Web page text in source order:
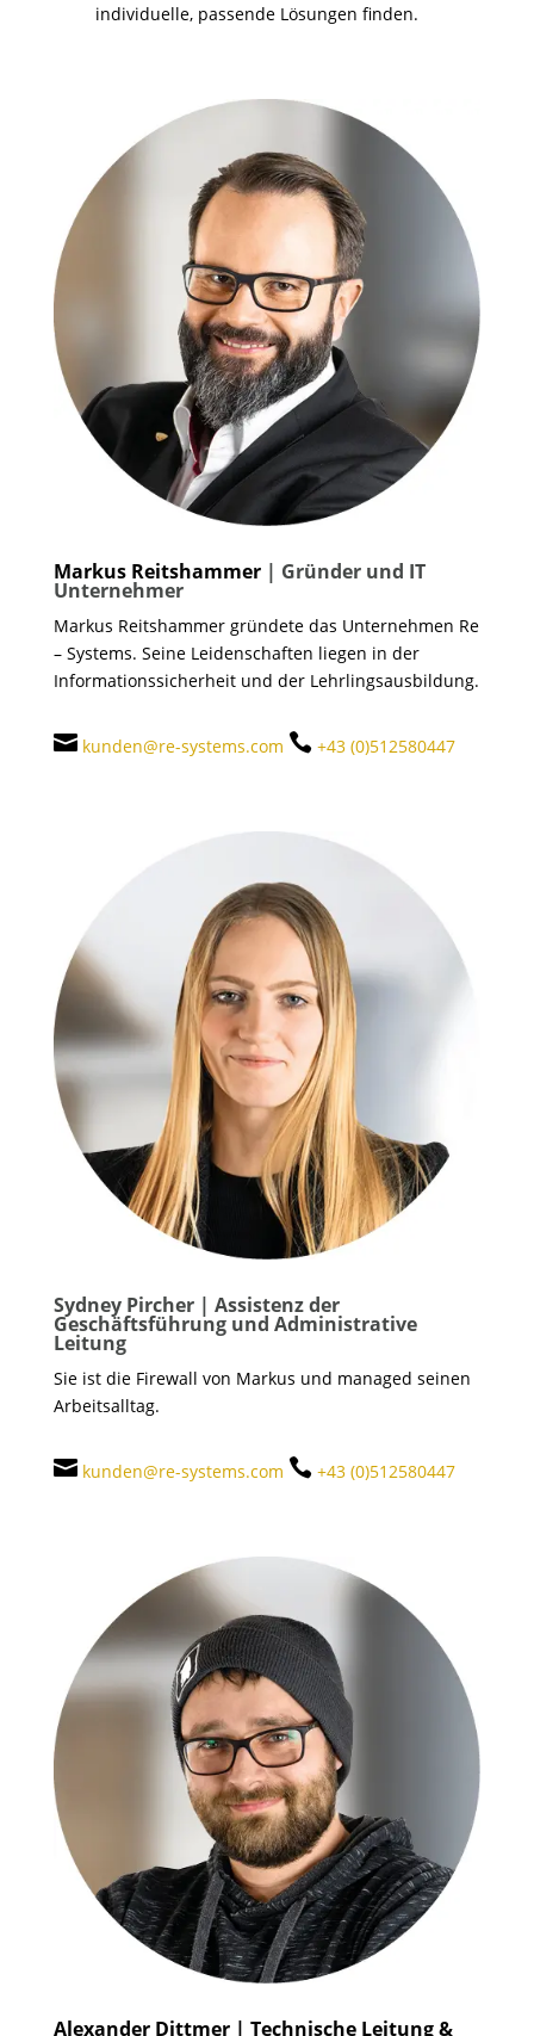
individuelle, passende Lösungen finden.
Markus Reitshammer| Gründer und IT
Unternehmer
Markus Reitshammer gründete das Unternehmen Re
– Systems. Seine Leidenschaften liegen in der
Informationssicherheit und der Lehrlingsausbildung.
 kunden@re-systems.com  +43 (0)512580447
Sydney Pircher | Assistenz der
Geschäftsführung und Administrative
Leitung
Sie ist die Firewall von Markus und managed seinen
Arbeitsalltag.
 kunden@re-systems.com  +43 (0)512580447
Alexander Dittmer | Technische Leitung &